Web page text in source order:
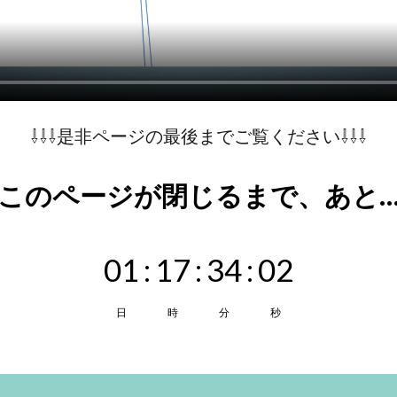
⇩⇩⇩是非ページの最後までご覧ください⇩⇩⇩
のページが閉じるまで、あと
01
日
: 17
時
:34
分
:01
秒